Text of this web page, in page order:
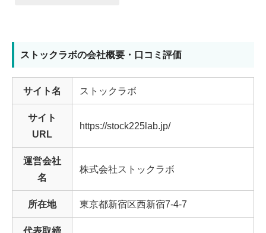
ストックラボの会社概要・口コミ評価
サイト名 ストックラボ
サイト
URL
https://stock225lab.jp/
運営会社
名
株式会社ストックラボ
所在地 東京都新宿区西新宿7-4-7
代表取締